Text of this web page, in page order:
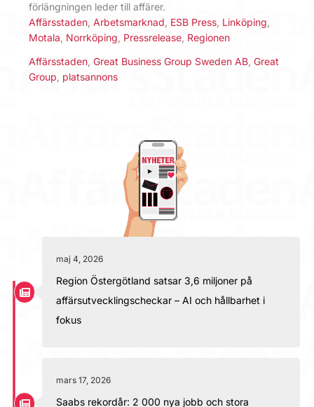
förlängningen leder till affärer.
Affärsstaden Arbetsmarknad ESB Press Linköping
Motala Norrköping Pressrelease Regionen
Affärsstaden Great Business Group Sweden AB Great
Group platsannons
maj 4, 2026
Region Östergötland satsar 3,6 miljoner på
affärsutvecklingscheckar – AI och hållbarhet i
fokus
mars 17, 2026
Saabs rekordår: 2 000 nya jobb och stora